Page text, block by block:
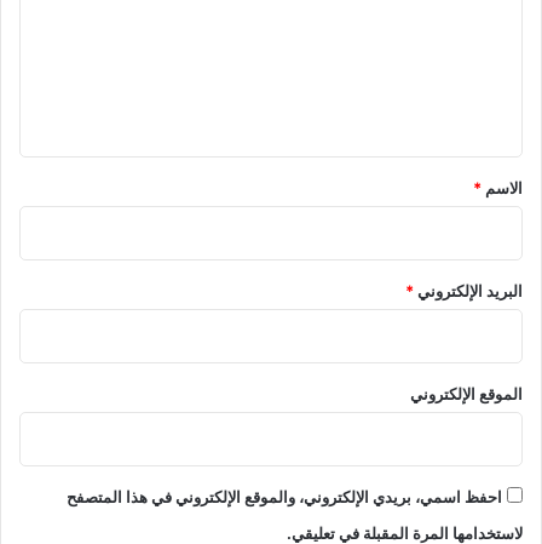
*
الاسم *
البريد الإلكتروني*
الموقع الإلكتروني
احفظ اسمي، بريدي الإلكتروني، والموقع الإلكتروني في هذا المتصفح
لاستخدامها المرة المقبلة في تعليقي.